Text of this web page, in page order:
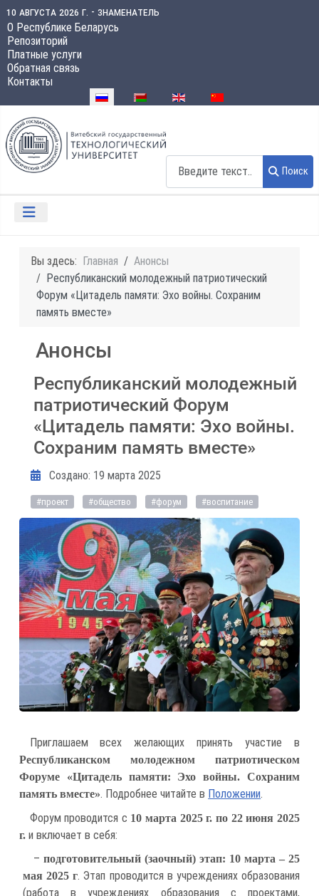
10 августа 2026 г. - знаменатель
О Республике Беларусь
Репозиторий
Платные услуги
Обратная связь
Контакты
Выберите язык
Поиск
Вы здесь: Главная
Анонсы
Республиканский молодежный патриотический
Форум «Цитадель памяти: Эхо войны. Сохраним
память вместе»
Анонсы
Республиканский молодежный
патриотический Форум
«Цитадель памяти: Эхо войны.
Сохраним память вместе»
Информация о материале
Создано: 19 марта 2025
#проект #общество #форум #воспитание
Приглашаем всех желающих принять участие в
Республиканском молодежном патриотическом
Форуме «Цитадель памяти: Эхо войны. Сохраним
память вместе». Подробнее читайте в Положении.
Форум проводится с 10 марта 2025 г. по 22 июня 2025
г.и включает в себя:
– подготовительный (заочный) этап: 10 марта – 25
мая 2025 г. Этап проводится в учреждениях образования
(работа в учреждениях образования с проектами,